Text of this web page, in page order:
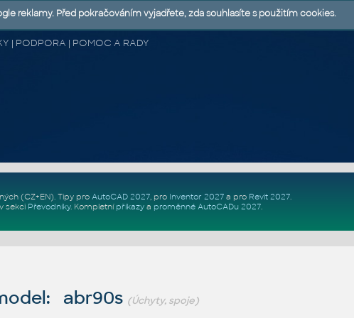
| PODPORA | POMOC A RADY
(CZ+EN). Tipy pro AutoCAD 2027, pro Inventor 2027a pro Revit 2027.
sekci Převodníky. Kompletní příkazya proměnné AutoCADu 2027.
abr90s (Úchyty, spoje)
reklamy. Před pokračováním vyjadřete, zda souhlasíte s použitím cookies.